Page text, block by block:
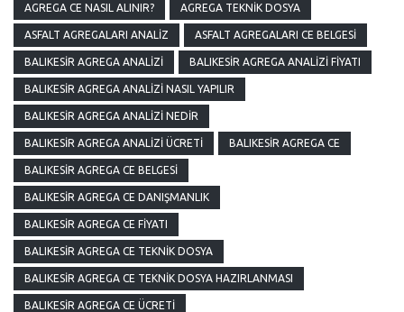
AGREGA CE NASIL ALINIR? AGREGA TEKNIK DOSYA
ASFALT AGREGALARI ANALIZ ASFALT AGREGALARI CE BELGESI
BALIKESIR AGREGA ANALIZI BALIKESIR AGREGA ANALIZI FIYATI
BALIKESIR AGREGA ANALIZI NASIL YAPILIR
BALIKESIR AGREGA ANALIZI NEDIR
BALIKESIR AGREGA ANALIZI ÜCRETI BALIKESIR AGREGA CE
BALIKESIR AGREGA CE BELGESI
BALIKESIR AGREGA CE DANIŞMANLIK
BALIKESIR AGREGA CE FIYATI
BALIKESIR AGREGA CE TEKNIK DOSYA
BALIKESIR AGREGA CE TEKNIK DOSYA HAZIRLANMASI
BALIKESIR AGREGA CE ÜCRETI